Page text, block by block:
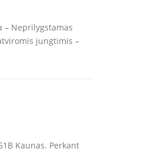
– Neprilygstamas
jungtimis –
Kaunas. Perkant